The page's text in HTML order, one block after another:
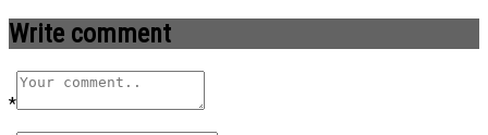
Write comment
*